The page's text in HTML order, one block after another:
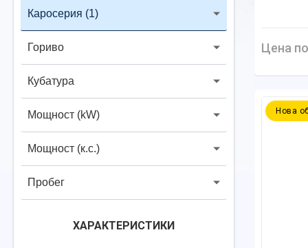
Каросерия (1)
Гориво
Кубатура
Мощност (kW)
Мощност (к.с.)
Пробег
ХАРАКТЕРИСТИКИ
Цена
Нова